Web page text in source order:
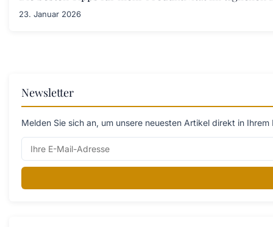
23. Januar 2026
Newsletter
Melden Sie sich an, um unsere neuesten Artikel direkt in